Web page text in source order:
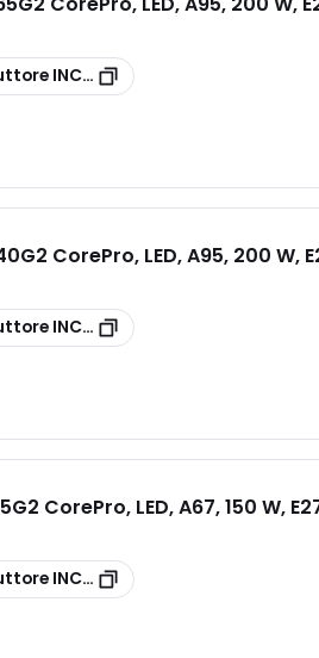
INCALED200865G2
CorePro, LED, A95, 200 W,
INCALED200840G2
CorePro, LED, A67, 150 W,
INCALED150865G2